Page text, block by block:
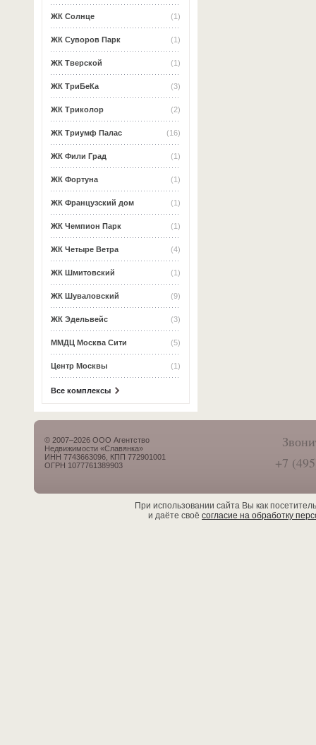
(1)
ЖК Солнце
(1)
ЖК Суворов Парк
(1)
ЖК Тверской
(3)
ЖК ТриБеКа
(2)
ЖК Триколор
(16)
ЖК Триумф Палас
(1)
ЖК Фили Град
(1)
ЖК Фортуна
(1)
ЖК Французский дом
(1)
ЖК Чемпион Парк
(4)
ЖК Четыре Ветра
(1)
ЖК Шмитовский
(9)
ЖК Шуваловский
(3)
ЖК Эдельвейс
(5)
ММДЦ Москва Сити
(1)
Центр Москвы
Все комплексы
© 2007–2026 ООО Агентство
Недвижимости «Славянка»
ИНН 7743663096, КПП 772901001
ОГРН 1077761389903
+7
При использовании сайта Вы как
и даёте своё согласие на обработку